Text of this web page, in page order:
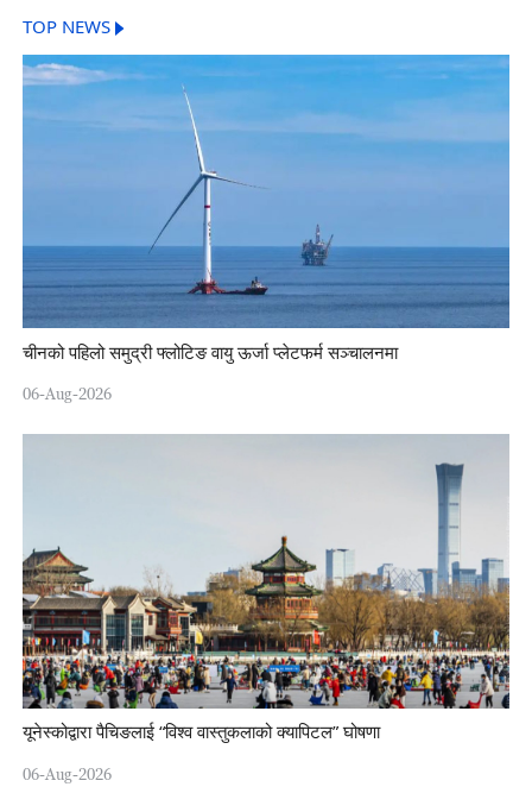
TOP NEWS
चीनको पहिलो समुद्री फ्लोटिङ वायु ऊर्जा प्लेटफर्म सञ्चालनमा
06-Aug-2026
यूनेस्कोद्वारा पैचिङलाई “विश्व वास्तुकलाको क्यापिटल” घोषणा
06-Aug-2026